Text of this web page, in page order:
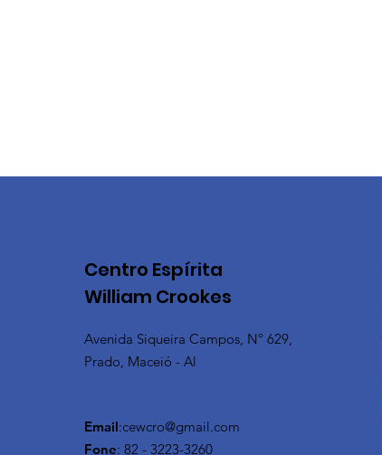
Centro Espírita
William Crookes
Avenida Siqueira Campos, Nº 629,
Prado, Maceió - Al
Email:cewcro@gmail.com
Fone: 82 - 3223-3260